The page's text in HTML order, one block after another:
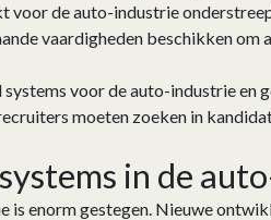
voor de auto-industrie
vaardigheden beschikken om
voor de auto-industrie en
moeten zoeken in
in de
is enorm gestegen. Nieuwe